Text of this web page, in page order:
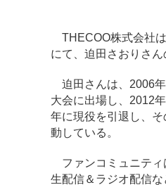
THECOO株式会社は
にて、迫田さおりさ
迫田さんは、2006年
大会に出場し、2012
年に現役を引退し、
動している。
ファンコミュニティ
生配信＆ラジオ配信